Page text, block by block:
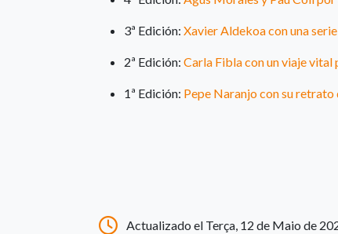
3ª Edición: Xavier Aldekoa con una
2ª Edición: Carla Fibla con un viaje
1ª Edición: Pepe Naranjo con su retrato
Actualizado el Terça, 12 de Maio de